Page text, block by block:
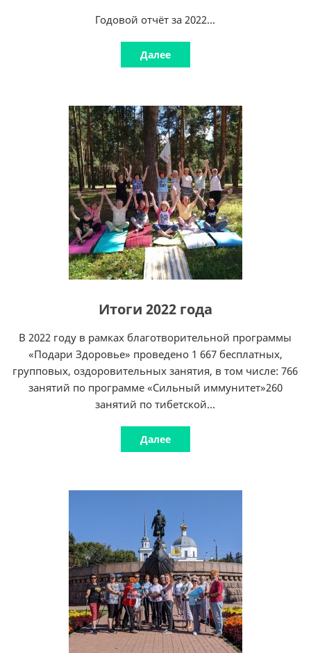
Годовой отчёт за 2022...
Далее
Итоги 2022 года
В 2022 году в рамках благотворительной программы
«Подари Здоровье» проведено 1 667 бесплатных,
групповых, оздоровительных занятия, в том числе: 766
занятий по программе «Сильный иммунитет»260
занятий по тибетской...
Далее